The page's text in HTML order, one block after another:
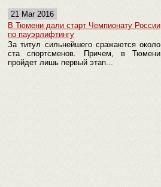
21 Mar 2016
В Тюмени дали старт Чемпионату России
по пауэрлифтингу
За титул сильнейшего сражаются около
ста спортсменов. Причем, в Тюмени
пройдет лишь первый этап...